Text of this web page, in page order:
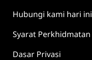
Hubungi kami hari ini
Syarat Perkhidmatan
Dasar Privasi